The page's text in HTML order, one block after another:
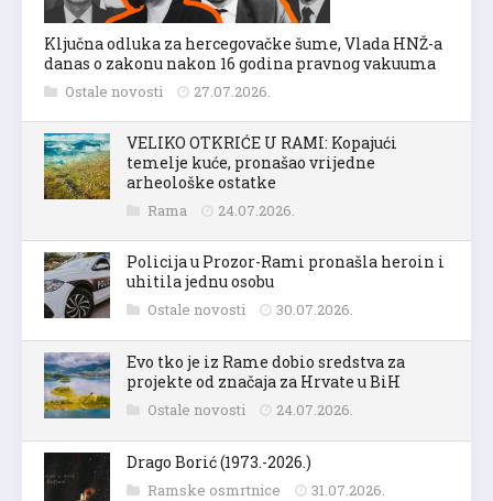
Ključna odluka za hercegovačke šume, Vlada HNŽ-a
danas o zakonu nakon 16 godina pravnog vakuuma
Ostale novosti 27.07.2026.
VELIKO OTKRIĆE U RAMI: Kopajući
temelje kuće, pronašao vrijedne
arheološke ostatke
Rama 24.07.2026.
Policija u Prozor-Rami pronašla heroin i
uhitila jednu osobu
Ostale novosti 30.07.2026.
Evo tko je iz Rame dobio sredstva za
projekte od značaja za Hrvate u BiH
Ostale novosti 24.07.2026.
Drago Borić (1973.-2026.)
Ramske osmrtnice 31.07.2026.